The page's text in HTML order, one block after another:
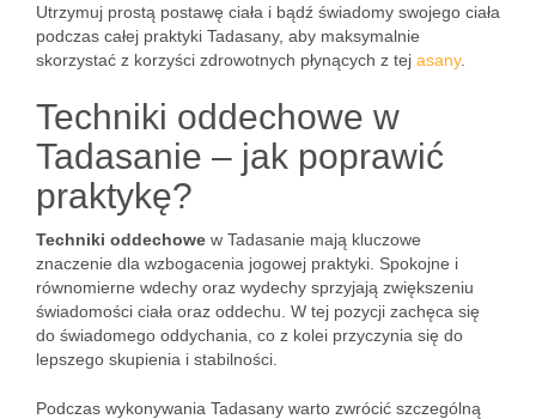
Utrzymuj prostą postawę ciała i bądź świadomy swojego ciała
podczas całej praktyki Tadasany, aby maksymalnie
skorzystać z korzyści zdrowotnych płynących z tej asany.
Techniki oddechowe w
Tadasanie – jak poprawić
praktykę?
Techniki oddechowe w Tadasanie mają kluczowe
znaczenie dla wzbogacenia jogowej praktyki. Spokojne i
równomierne wdechy oraz wydechy sprzyjają zwiększeniu
świadomości ciała oraz oddechu. W tej pozycji zachęca się
do świadomego oddychania, co z kolei przyczynia się do
lepszego skupienia i stabilności.
Podczas wykonywania Tadasany warto zwrócić szczególną